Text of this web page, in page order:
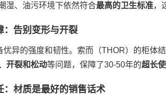
湿、油污环境下依然符合最高的卫生标准，
：告别变形与开裂
优异的强度和韧性。索而（THOR）的柜体
开裂和松动等问题，保障了30-50年的超长
：材质是最好的销售话术